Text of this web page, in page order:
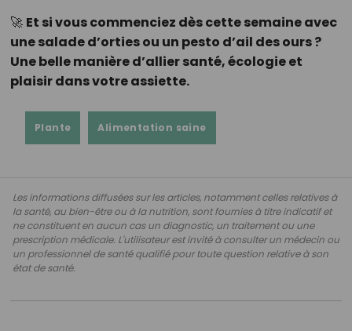
🚀 Et si vous commenciez dès cette semaine avec
une salade d’orties ou un pesto d’ail des ours ?
Une belle manière d’allier santé, écologie et
plaisir dans votre assiette.
Plante Alimentation saine
Les informations diffusées sur les articles, notamment celles relatives à
la santé, au bien-être ou à la nutrition, sont fournies à titre indicatif et
ne constituent en aucun cas un diagnostic, un traitement ou une
prescription médicale. L'utilisateur est invité à consulter un médecin ou
un professionnel de santé qualifié pour toute question relative à son
état de santé.